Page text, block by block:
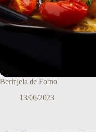
Berinjela de Forno
13/06/2023